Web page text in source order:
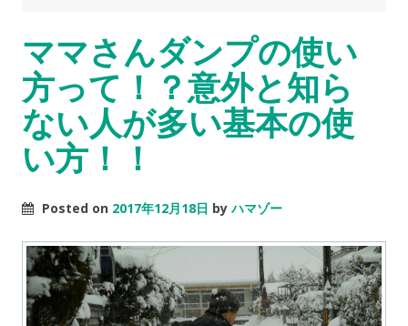
ママさんダンプの使い
方って！？意外と知ら
ない人が多い基本の使
い方！！
Posted on 2017年12月18日 byハマゾー